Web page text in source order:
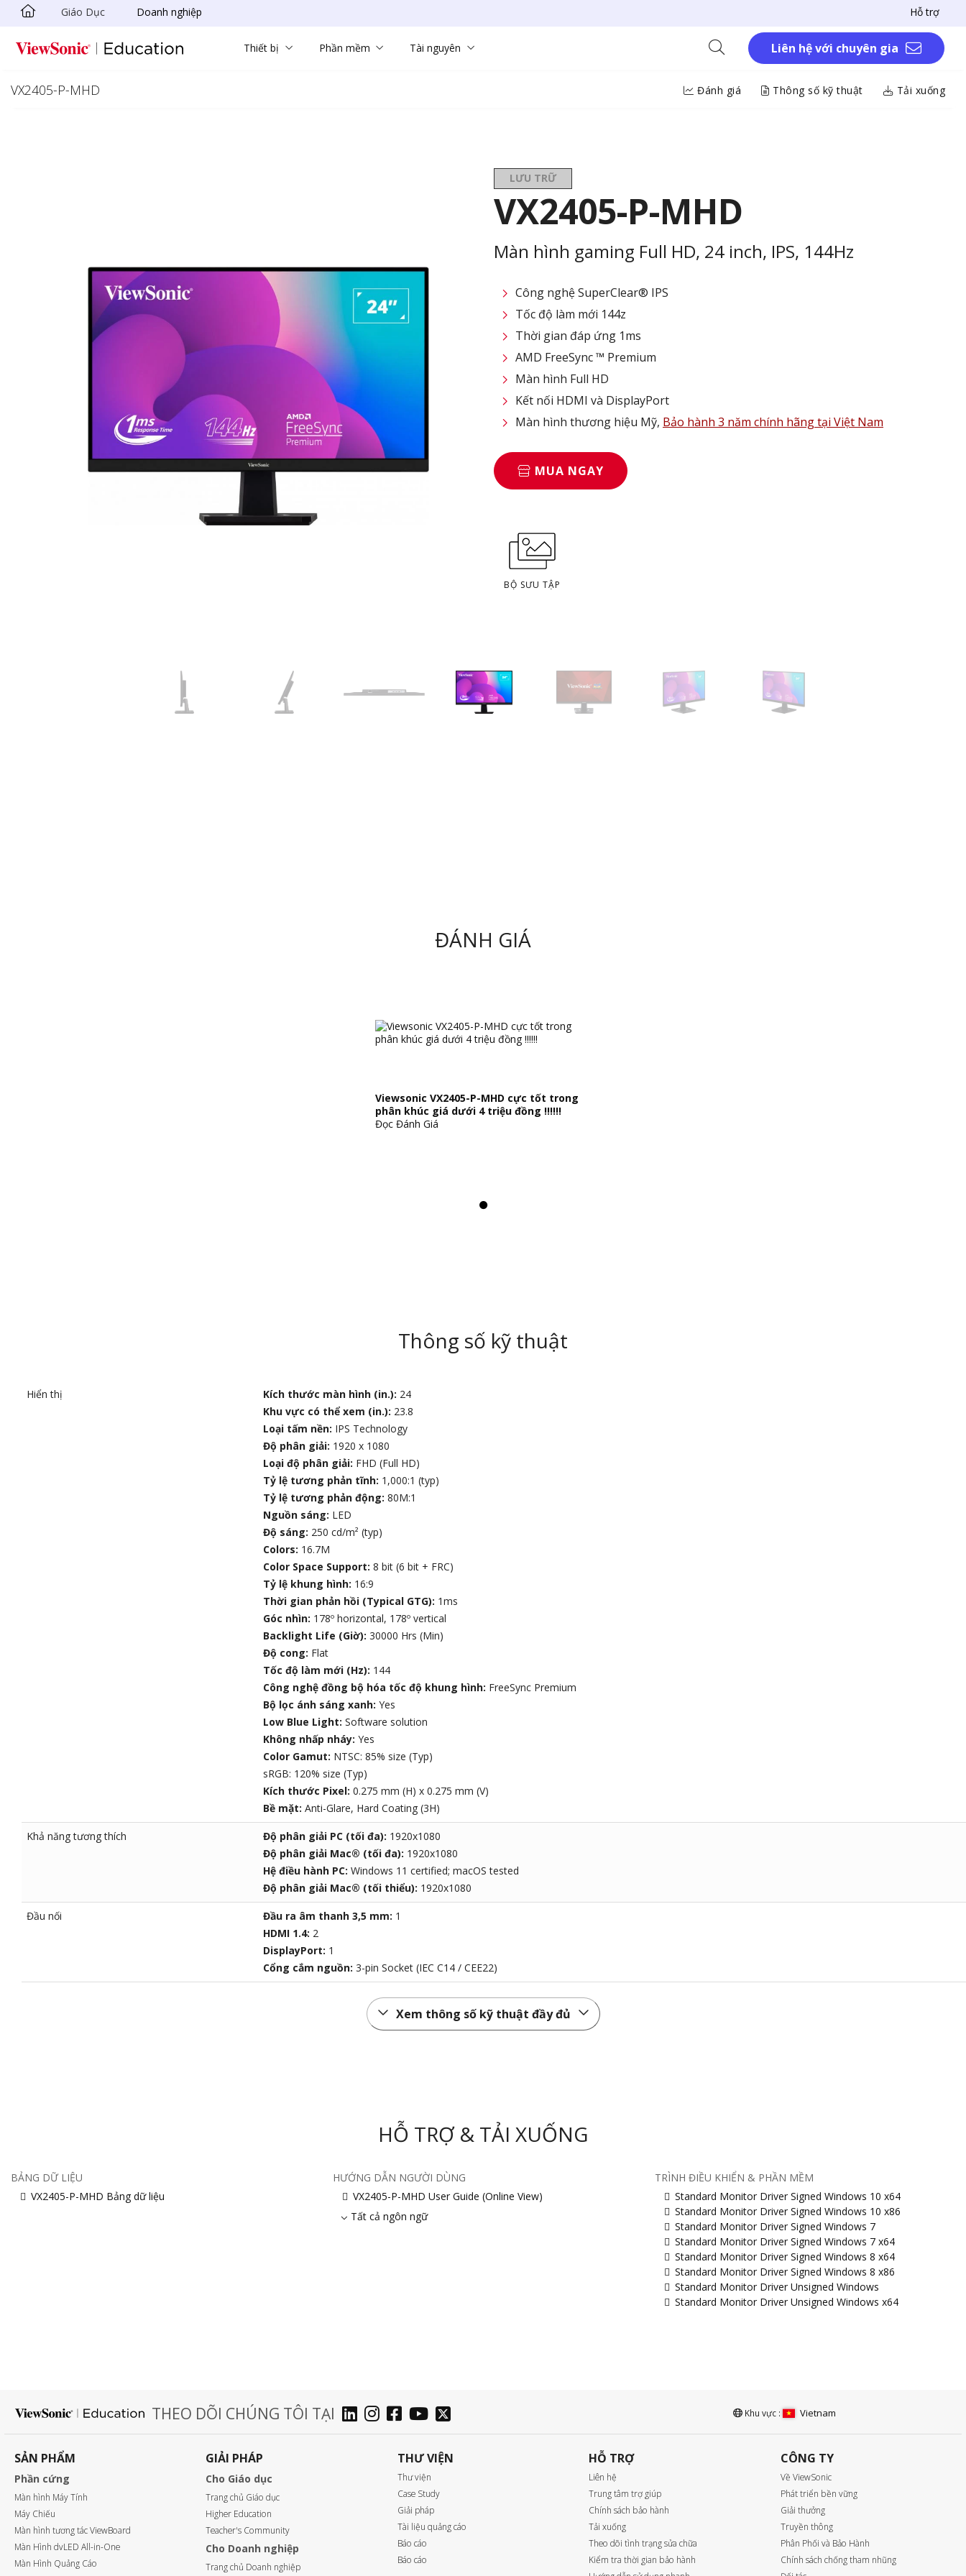
Chuyển đến nội dung chính
Giáo Dục Doanh nghiệp Hỗ trợ
Thiết bị Phần mềm Tài nguyên Liên hệ với chuyên gia
VX2405-P-MHD Đánh giá Thông số kỹ thuật Tải xuống
LƯU TRỮ
VX2405-P-MHD
Màn hình gaming Full HD, 24 inch, IPS, 144Hz
Công nghệ SuperClear® IPS
Tốc độ làm mới 144z
Thời gian đáp ứng 1ms
AMD FreeSync ™ Premium
Màn hình Full HD
Kết nối HDMI và DisplayPort
Màn hình thương hiệu Mỹ, Bảo hành 3 năm chính hãng tại Việt Nam
MUA NGAY
BỘ SƯU TẬP
ĐÁNH GIÁ
Viewsonic VX2405-P-MHD cực tốt trong
phân khúc giá dưới 4 triệu đồng !!!!!!
Đọc Đánh Giá
Thông số kỹ thuật
Hiển thị Kích thước màn hình (in.): 24
Khu vực có thể xem (in.): 23.8
Loại tấm nền: IPS Technology
Độ phân giải: 1920 x 1080
Loại độ phân giải: FHD (Full HD)
Tỷ lệ tương phản tĩnh: 1,000:1 (typ)
Tỷ lệ tương phản động: 80M:1
Nguồn sáng: LED
Độ sáng: 250 cd/m² (typ)
Colors: 16.7M
Color Space Support: 8 bit (6 bit + FRC)
Tỷ lệ khung hình: 16:9
Thời gian phản hồi (Typical GTG): 1ms
Góc nhìn: 178º horizontal, 178º vertical
Backlight Life (Giờ): 30000 Hrs (Min)
Độ cong: Flat
Tốc độ làm mới (Hz): 144
Công nghệ đồng bộ hóa tốc độ khung hình: FreeSync Premium
Bộ lọc ánh sáng xanh: Yes
Low Blue Light: Software solution
Không nhấp nháy: Yes
Color Gamut: NTSC: 85% size (Typ)
sRGB: 120% size (Typ)
Kích thước Pixel: 0.275 mm (H) x 0.275 mm (V)
Bề mặt: Anti-Glare, Hard Coating (3H)
Khả năng tương thích Độ phân giải PC (tối đa): 1920x1080
Độ phân giải Mac® (tối đa): 1920x1080
Hệ điều hành PC: Windows 11 certified; macOS tested
Độ phân giải Mac® (tối thiểu): 1920x1080
Đầu nối Đầu ra âm thanh 3,5 mm: 1
HDMI 1.4: 2
DisplayPort: 1
Cổng cắm nguồn: 3-pin Socket (IEC C14 / CEE22)
Xem thông số kỹ thuật đầy đủ
HỖ TRỢ & TẢI XUỐNG
BẢNG DỮ LIỆU
VX2405-P-MHD Bảng dữ liệu
HƯỚNG DẪN NGƯỜI DÙNG
VX2405-P-MHD User Guide (Online View)
Tất cả ngôn ngữ
TRÌNH ĐIỀU KHIỂN & PHẦN MỀM
Standard Monitor Driver Signed Windows 10 x64
Standard Monitor Driver Signed Windows 10 x86
Standard Monitor Driver Signed Windows 7
Standard Monitor Driver Signed Windows 7 x64
Standard Monitor Driver Signed Windows 8 x64
Standard Monitor Driver Signed Windows 8 x86
Standard Monitor Driver Unsigned Windows
Standard Monitor Driver Unsigned Windows x64
THEO DÕI CHÚNG TÔI TẠI Khu vực : Vietnam
SẢN PHẨM
Phần cứng
Màn hình Máy Tính
Máy Chiếu
Màn hình tương tác ViewBoard
Màn Hình dvLED All-in-One
Màn Hình Quảng Cáo
GIẢI PHÁP
Cho Giáo dục
Trang chủ Giáo dục
Higher Education
Teacher's Community
Cho Doanh nghiệp
Trang chủ Doanh nghiệp
THƯ VIỆN
Thư viện
Case Study
Giải pháp
Tài liệu quảng cáo
Báo cáo
Báo cáo
HỖ TRỢ
Liên hệ
Trung tâm trợ giúp
Chính sách bảo hành
Tải xuống
Theo dõi tình trạng sửa chữa
Kiểm tra thời gian bảo hành
CÔNG TY
Về ViewSonic
Phát triển bền vững
Giải thưởng
Truyền thông
Phân Phối và Bảo Hành
Chính sách chống tham nhũng